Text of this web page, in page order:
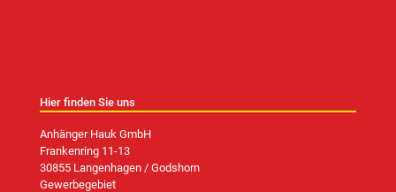
Hier finden Sie uns
Anhänger Hauk GmbH
Frankenring 11-13
30855 Langenhagen / Godshorn
Gewerbegebiet